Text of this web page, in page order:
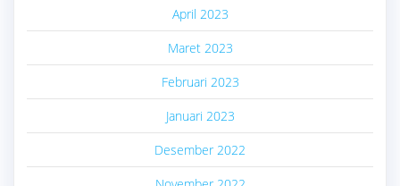
April 2023
Maret 2023
Februari 2023
Januari 2023
Desember 2022